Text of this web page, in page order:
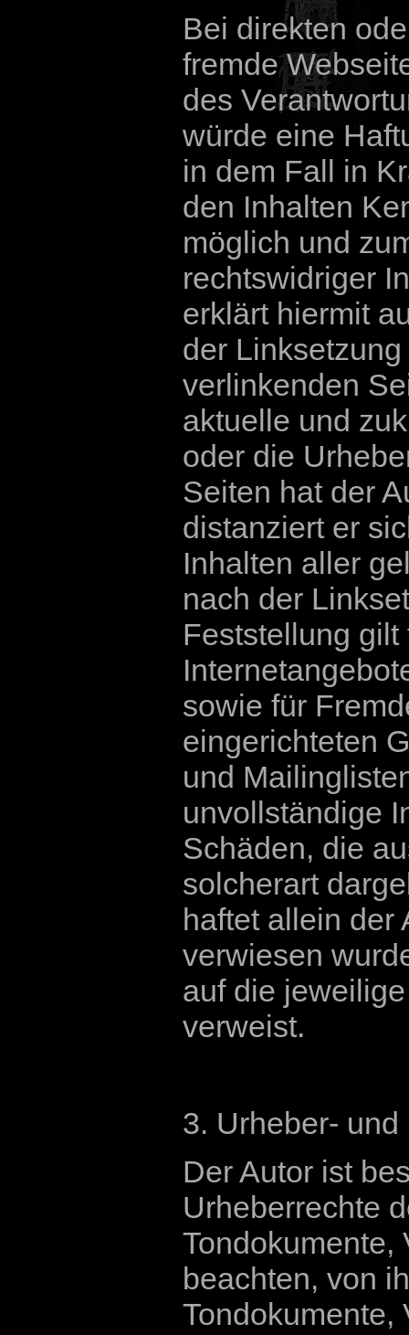
Bei direkten
fremde
des
würde eine
in dem Fall in
den Inhalten
möglich und
rechtswidriger
erklärt hiermit
der
verlinkenden
aktuelle und
oder die
Seiten hat der
distanziert er
Inhalten aller
nach der
Feststellung
sowie für
eingerichteten
und
unvollständige
Schäden, die
solcherart
haftet allein der
verwiesen
auf die
verweist.
3. Urheber-
Der Autor ist
Urheberrechte
Tondokumente,
beachten, von
Tondokumente,